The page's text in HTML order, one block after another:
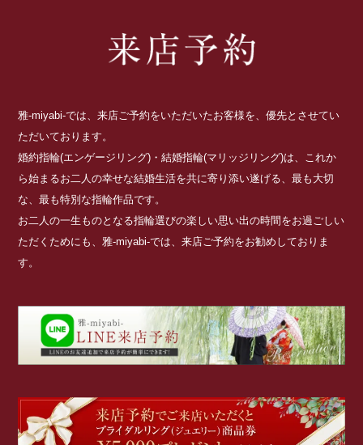
雅-miyabi-では、来店ご予約をいただいたお客様を、優先とさせてい
ただいております。
婚約指輪(エンゲージリング)・結婚指輪(マリッジリング)は、これか
ら始まるお二人の幸せな結婚生活を共に寄り添い遂げる、最も大切
な、最も特別な指輪作品です。
お二人の一生ものとなる指輪選びの楽しい思い出の時間をお過ごしい
ただくためにも、雅-miyabi-では、来店ご予約をお勧めしておりま
す。